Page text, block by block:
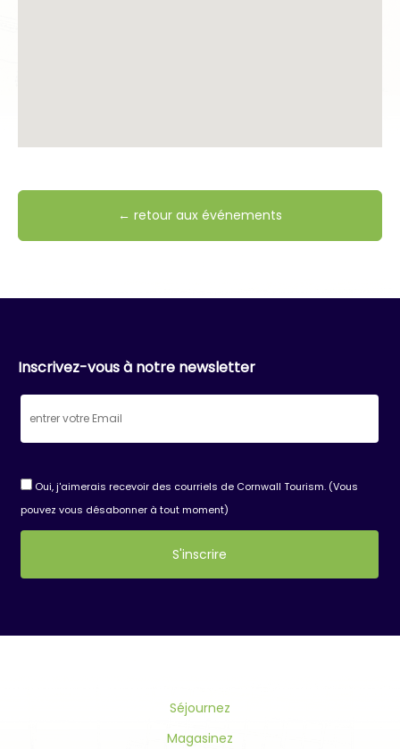
← retour aux événements
Inscrivez-vous à notre newsletter
Oui, j'aimerais recevoir des courriels de Cornwall Tourism. (Vous
pouvez vous désabonner à tout moment)
Séjournez
Magasinez